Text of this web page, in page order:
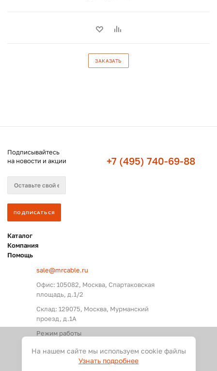
ЗАКАЗАТЬ
Подписывайтесь
на новости и акции
+7 (495) 740-69-88
Каталог
Компания
Помощь
sale@mrcable.ru
Офис: 105082, Москва, Спартаковская
площадь, д.1/2
Склад: 129075, Москва, Мурманский
проезд, д.1А
Режим работы
На нашем сайте мы используем cookie файлы
Узнать подробнее